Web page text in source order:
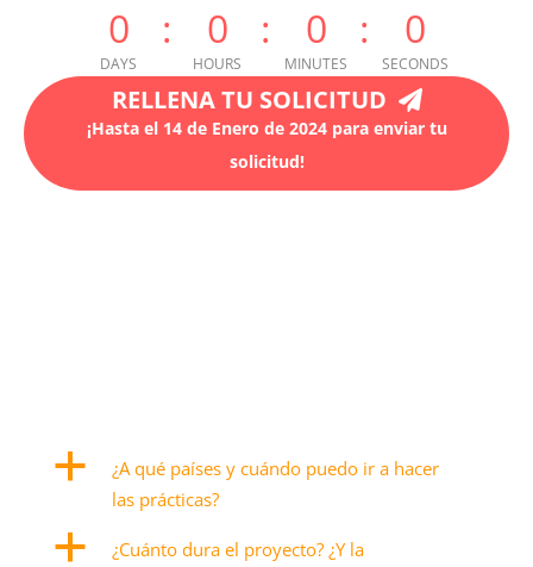
0
DAYS
0
HOURS
0
MINUTES
0
SECONDS
RELLENA TU SOLICITUD
¡Hasta el 14 de Enero de 2024 para enviar tu
solicitud!
a
¿A qué países y cuándo puedo ir a hacer
las prácticas?
a
¿Cuánto dura el proyecto? ¿Y la